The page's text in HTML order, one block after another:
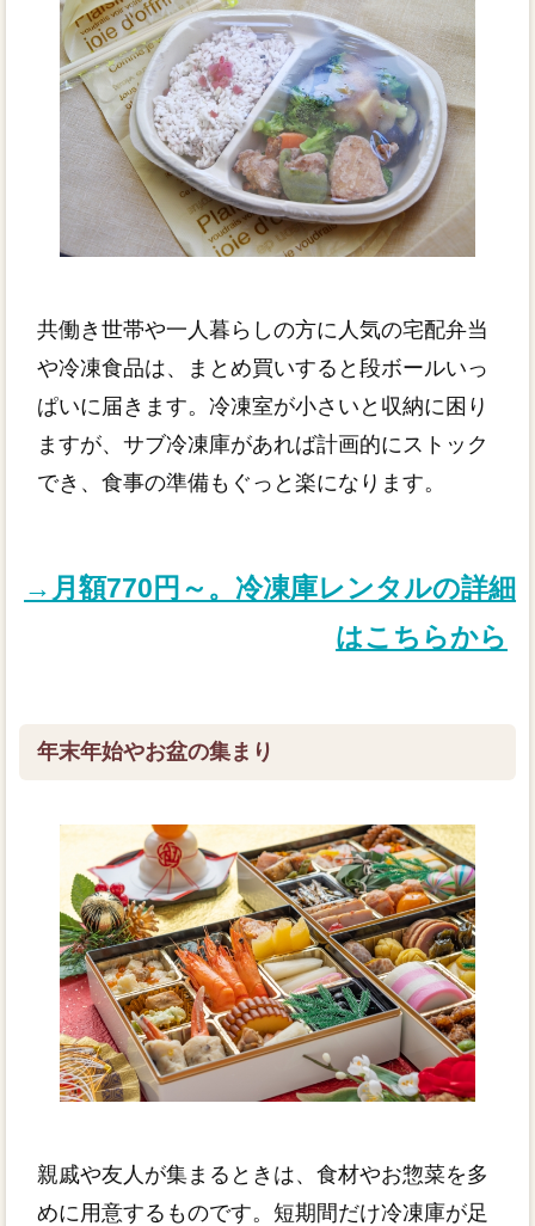
共働き世帯や一人暮らしの方に人気の宅配弁当
や冷凍食品は、まとめ買いすると段ボールいっ
ぱいに届きます。冷凍室が小さいと収納に困り
ますが、サブ冷凍庫があれば計画的にストック
でき、食事の準備もぐっと楽になります。
→月額770円～。冷凍庫レンタルの詳細
はこちらから
年末年始やお盆の集まり
親戚や友人が集まるときは、食材やお惣菜を多
めに用意するものです。短期間だけ冷凍庫が足